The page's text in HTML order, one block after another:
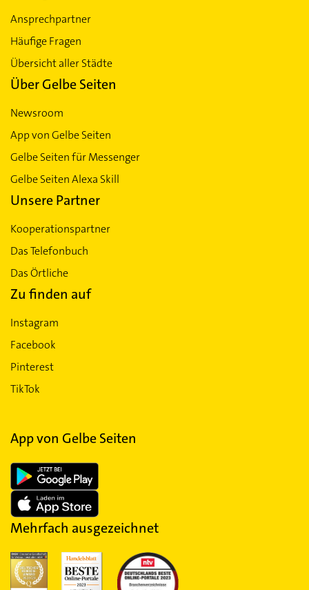
Ansprechpartner
Häufige Fragen
Übersicht aller Städte
Über Gelbe Seiten
Newsroom
App von Gelbe Seiten
Gelbe Seiten für Messenger
Gelbe Seiten Alexa Skill
Unsere Partner
Kooperationspartner
Das Telefonbuch
Das Örtliche
Zu finden auf
Instagram
Facebook
Pinterest
TikTok
App von Gelbe Seiten
Mehrfach ausgezeichnet